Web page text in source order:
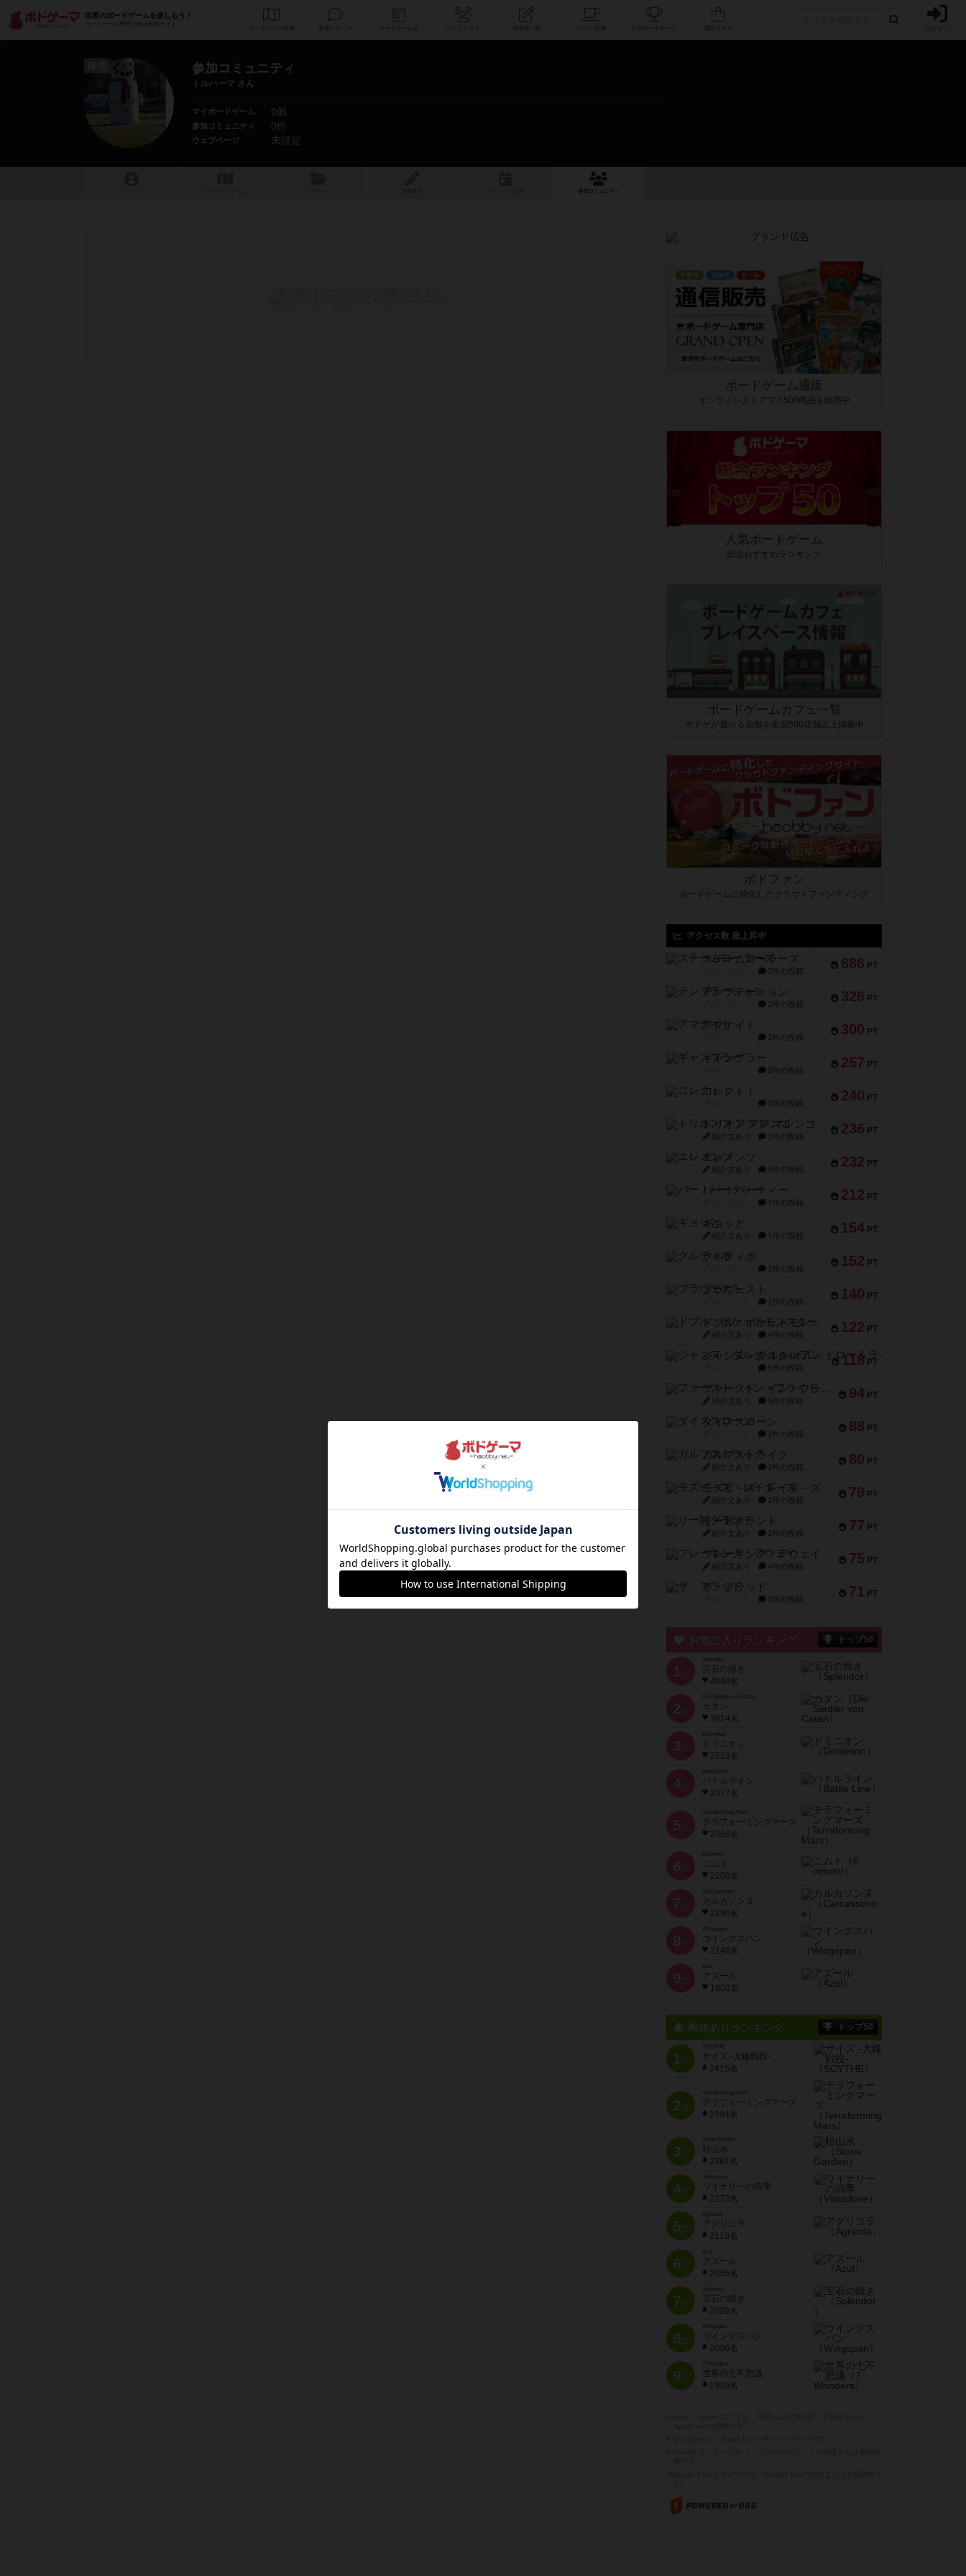
世界のボードゲームを楽しもう！
ボードゲーム専門の総合情報サイト
データベース コミュニティ 人気ボードゲーム ログイン
参加コミュニティ
トルハーマ さん
マイボードゲーム 0個
参加コミュニティ 0件
ウェブページ 未設定
コミュニティ
ボードゲーム通販
オンラインストアで7,500商品を販売中
人気ボードゲーム
総合おすすめランキング
ボードゲームカフェ一覧
ボドゲが遊べる店舗を全国500店舗以上掲載中
ボドファン
ボードゲームに特化したクラウドファンディング
アクセス数 急上昇中
686 PT
スチームローラーズ
2件の投稿
326 PT
テンプテーション
2件の投稿
300 PT
アマナイト
1件の投稿
257 PT
ギャンブラー
2件の投稿
240 PT
コレクト！
1件の投稿
236 PT
トリオンフ ア マレンゴ
紹介文あり 1件の投稿
232 PT
エレメンツ
紹介文あり 4件の投稿
212 PT
バー！パーティー
1件の投稿
154 PT
ギョッと
紹介文あり 1件の投稿
152 PT
クルティボ
1件の投稿
140 PT
ブラヴェスト
1件の投稿
122 PT
ドブル：ポケットモンスター
紹介文あり 4件の投稿
118 PT
ジャンヌ・ダルク-オルレアン ドロー＆ライト
5件の投稿
94 PT
ファースト・イン・フライト
紹介文あり 3件の投稿
88 PT
ダイススローン
1件の投稿
80 PT
ガルフストライク
紹介文あり 1件の投稿
79 PT
モズビ－ズ・レイダ－ズ
紹介文あり 1件の投稿
77 PT
リー対グラント
紹介文あり 1件の投稿
75 PT
ブレーキング・アウェイ
紹介文あり 4件の投稿
71 PT
ザ・フラッド
1件の投稿
お気に入りランキング トップ50
1 位
宝石の煌き
4040名
2 位
Die Siedler von Catan
カタン
3614名
3 位
ドミニオン
2528名
4位
Battle Line
バトルライン
2377名
5 位
Terraforming Mars
テラフォーミングマーズ
2369名
6 位
ニムト
2200名
7 位
Carcassonne
カルカソンヌ
2190名
8 位
Wingspan
ウイングスパン
2148名
9 位
Azul
アズール
1902名
興味ありランキング トップ50
1位
SCYTHE
サイズ -大鎌戦役-
2415名
2位
Terraforming Mars
テラフォーミングマーズ
2394名
3位
Stone Garden
枯山水
2281名
4位
Viticulture
ワイナリーの四季
2272名
5位
Agricola
アグリコラ
2119名
6位
Azul
アズール
2035名
7位
宝石の煌き
2028名
8位
Wingspan
ウイングスパン
2006名
9位
7 Wonders
世界の七不思議
1919名